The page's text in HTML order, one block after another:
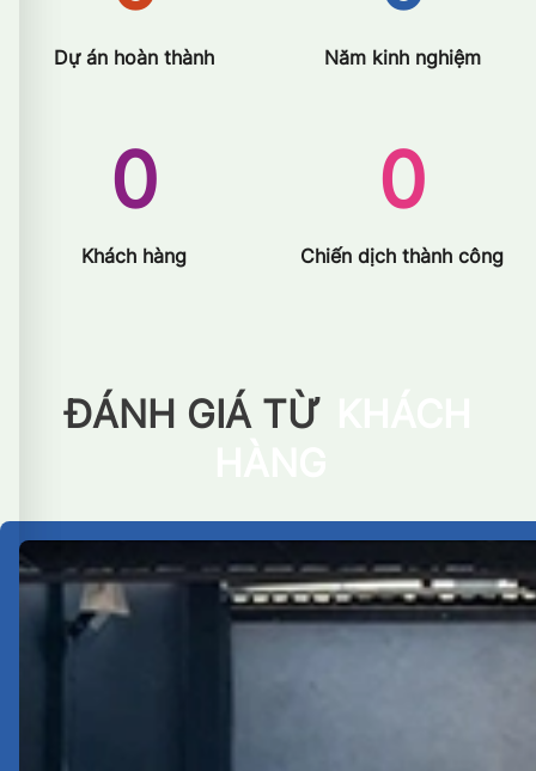
Dự án hoàn thành Năm kinh nghiệm
0
Khách hàng
0
Chiến dịch thành công
ĐÁNH GIÁ TỪ